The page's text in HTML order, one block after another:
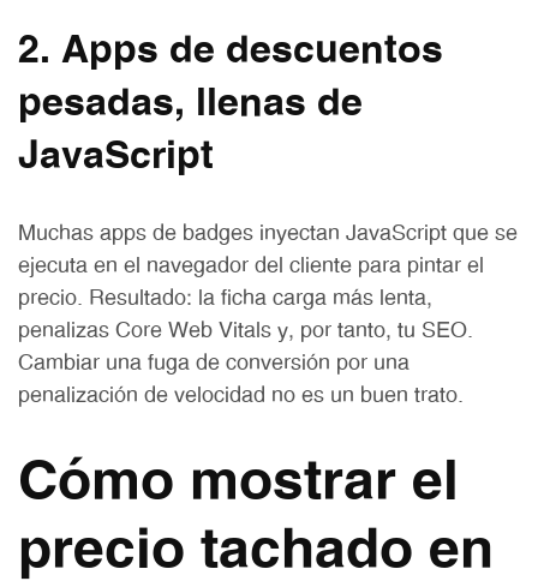
2. Apps de descuentos
pesadas, llenas de
JavaScript
Muchas apps de badges inyectan JavaScript que se
ejecuta en el navegador del cliente para pintar el
precio. Resultado: la ficha carga más lenta,
penalizas Core Web Vitals y, por tanto, tu SEO.
Cambiar una fuga de conversión por una
penalización de velocidad no es un buen trato.
Cómo mostrar el
precio tachado en